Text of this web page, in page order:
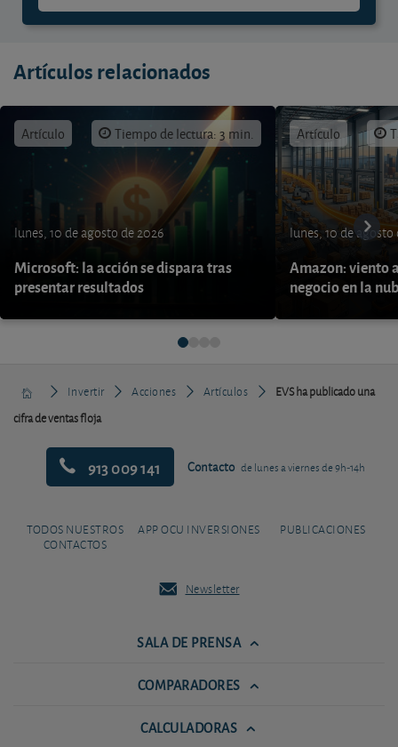
Artículos relacionados
Artículo Tiempo de lectura: 3 min.
lunes, 10 de agosto de 2026
Microsoft: la acción se dispara tras
presentar resultados
Artículo
lunes, 10 de agosto
Amazon: viento
negocio en la
Invertir Acciones Artículos
EVS ha publicado una
cifra de ventas floja
913 009 141 Contacto de lunes a viernes de 9h-14h
TODOS NUESTROS
CONTACTOS
APP OCU INVERSIONES PUBLICACIONES
Newsletter
SALA DE PRENSA
COMPARADORES
CALCULADORAS